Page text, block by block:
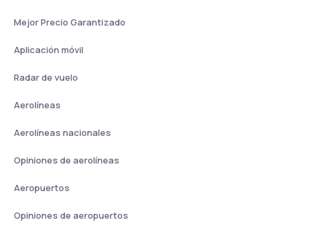
Mejor Precio Garantizado
Aplicación móvil
Radar de vuelo
Aerolíneas
Aerolíneas nacionales
Opiniones de aerolíneas
Aeropuertos
Opiniones de aeropuertos